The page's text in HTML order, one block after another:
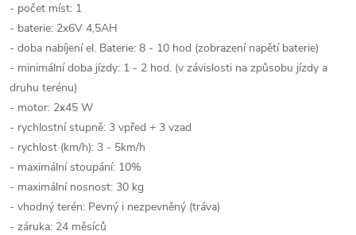
- počet míst: 1
- baterie: 2x6V 4,5AH
- doba nabíjení el. Baterie: 8 - 10 hod (zobrazení napětí baterie)
- minimální doba jízdy: 1 - 2 hod. (v závislosti na způsobu jízdy a
druhu terénu)
- motor: 2x45 W
- rychlostní stupně: 3 vpřed + 3 vzad
- rychlost (km/h): 3 - 5km/h
- maximální stoupání: 10%
- maximální nosnost: 30 kg
- vhodný terén: Pevný i nezpevněný (tráva)
- záruka: 24 měsíců